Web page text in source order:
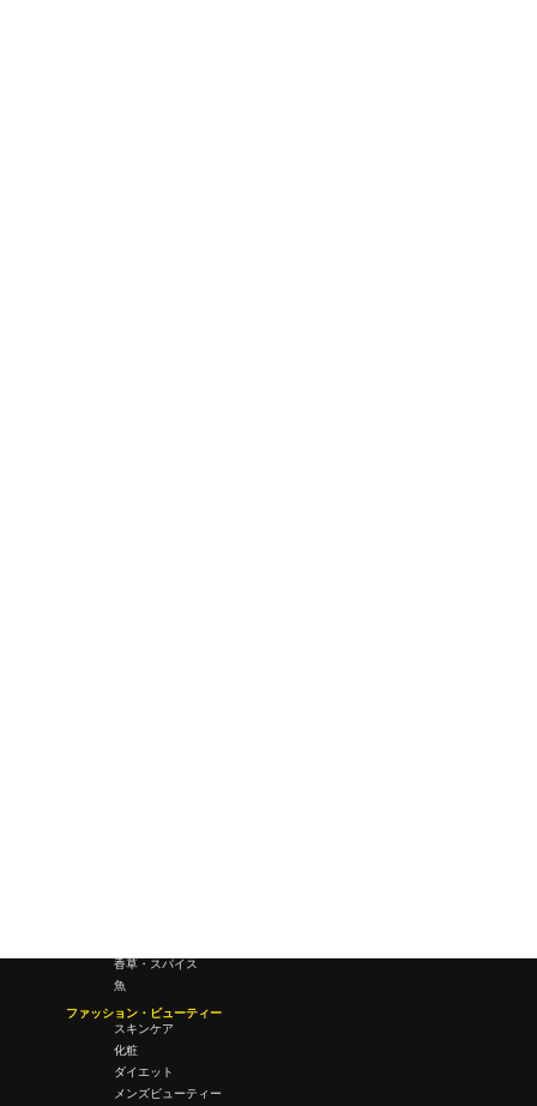
香草・スパイス
魚
ファッション・ビューティー
スキンケア
化粧
ダイエット
メンズビューティー